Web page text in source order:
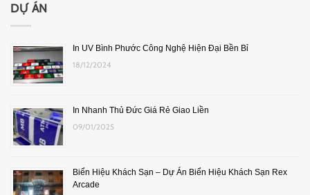
DỰ ÁN
In UV Bình Phước Công Nghệ Hiện Đại Bền Bỉ
18/12/2024
In Nhanh Thủ Đức Giá Rẻ Giao Liền
09/01/2025
Biển Hiệu Khách Sạn – Dự Án Biển Hiệu Khách Sạn Rex
Arcade